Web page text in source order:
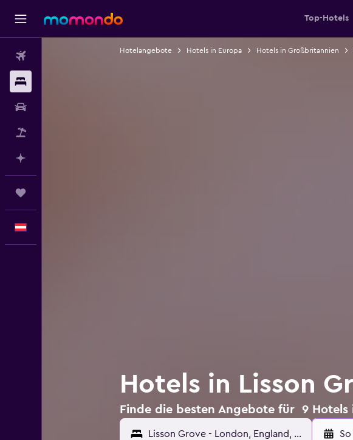
Top-Hotels
Hotelangebote Hotels in Europa Hotels in Großbritannien
Hotels in Lisson
Finde die besten Angebote für 9 Hotels
So